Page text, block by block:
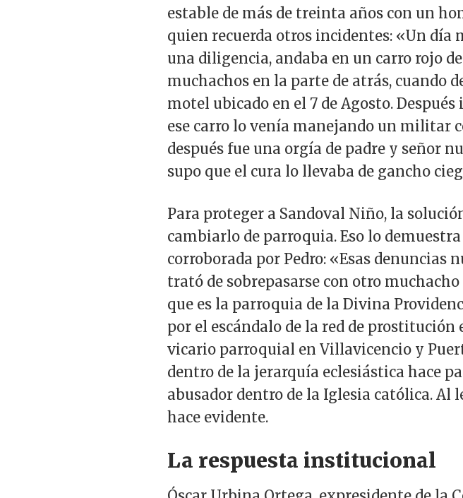
estable de más de treinta años con un
quien recuerda otros incidentes: «Un día
una diligencia, andaba en un carro rojo
muchachos en la parte de atrás, cuando
motel ubicado en el 7 de Agosto.
ese carro lo venía manejando un militar
después fue una orgía de padre y señor
supo que el cura lo llevaba de gancho
Para proteger a Sandoval Niño, la
cambiarlo de parroquia. Eso lo
corroborada por Pedro: «Esas denuncias
trató de sobrepasarse con otro
que es la parroquia de la Divina
por el escándalo de la red de prostitución
vicario parroquial en Villavicencio y
dentro de la jerarquía eclesiástica hace
abusador dentro de la Iglesia católica. Al
hace evidente.
La respuesta institucional